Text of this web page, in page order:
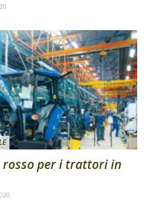
rosso per i trattori in